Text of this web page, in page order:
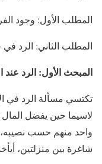
المطلب الأول: وجود
المطلب الثاني: الرد
المبحث الأول: الرد عند
تكتسي مسألة الرد في
لاسيما حين يفضل المال
واحد منهم حسب نصيبه،
شاغرة بين منزلتين،